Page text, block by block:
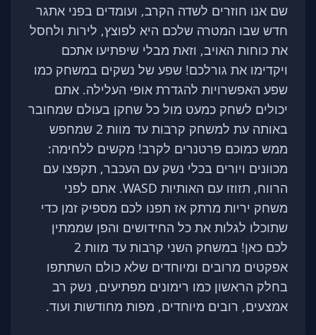
שם אנו חוזרים לשדה הקרב, ועומדים בפני אתגר
חדש שבו המטרה שלכם היא לפוצץ, לירות ולחסל
את כוחות האויב, וזאת מבלי שיפתיעו אתכם
ויקדימו את גורלכם! שפע של נשקים במשחק כמו
שפע האפשרויות להגדרת אופי העלילה. אתם
יכולים לשחק כמעט מול כל שחקן בעולם שמחובר
באותה עת למשחק קרבות עד מוות 2 שמחפש
ממש כמוכם פרטנרים לקרב! מקשים ללחימה:
מכוונים ויורים בכלי נשק עם העכבר, תקפצו עם
הרווח, תזוזו עם האותיות WASD. אתם לפני
משחק יריות מרתק אז תפנו לכם מספיק זמן כדי
שתוכלו לגלות את כל החידושים והפן שממתין
לכם כאן! במשחק השני קרבות עד מוות 2
אפקטים מרובים ומיוחדים שלא כולם השתתפו
בחלק הראשון כמו רימונים מפתיעים, נשק רב
אמצעים, רובים מיוחדים, מפות מחודשות ועוד.